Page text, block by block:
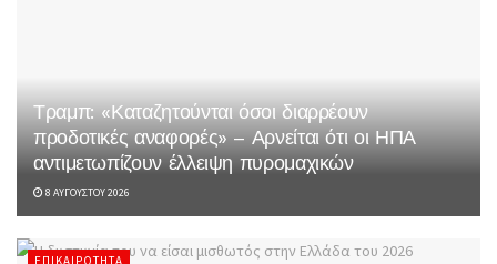
Τραμπ: «Καταζητούνται όσοι διαρρέουν
προδοτικές αναφορές» – Αρνείται ότι οι ΗΠΑ
αντιμετωπίζουν έλλειψη πυρομαχικών
8 ΑΥΓΟΎΣΤΟΥ 2026
ΕΠΙΚΑΙΡΌΤΗΤΑ